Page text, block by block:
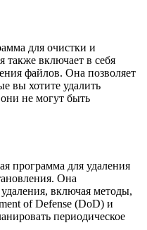
для очистки и
также включает в себя
файлов. Она позволяет
вы хотите удалить
они не могут быть
программа для удаления
Она
включая методы,
of Defense (DoD) и
периодическое